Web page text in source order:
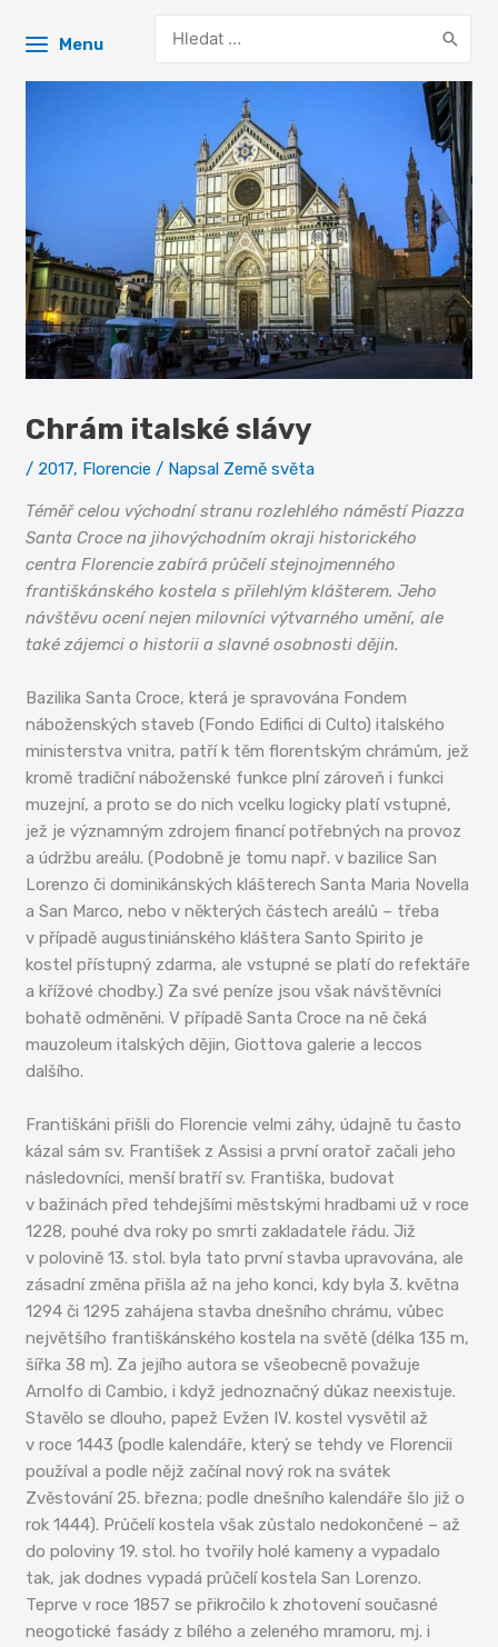
Menu
for:
Chrám italské slávy
/ 2017, Florencie / Napsal Země světa
Téměř celou východní stranu rozlehlého náměstí Piazza
Santa Croce na jihovýchodním okraji historického
centra Florencie zabírá průčelí stejnojmenného
františkánského kostela s přilehlým klášterem. Jeho
návštěvu ocení nejen milovníci výtvarného umění, ale
také zájemci o historii a slavné osobnosti dějin.
Bazilika Santa Croce, která je spravována Fondem
náboženských staveb (Fondo Edifici di Culto) italského
ministerstva vnitra, patří k těm florentským chrámům, jež
kromě tradiční náboženské funkce plní zároveň i funkci
muzejní, a proto se do nich vcelku logicky platí vstupné,
jež je významným zdrojem financí potřebných na provoz
a údržbu areálu. (Podobně je tomu např. v bazilice San
Lorenzo či dominikánských klášterech Santa Maria Novella
a San Marco, nebo v některých částech areálů – třeba
v případě augustiniánského kláštera Santo Spirito je
kostel přístupný zdarma, ale vstupné se platí do refektáře
a křížové chodby.) Za své peníze jsou však návštěvníci
bohatě odměněni. V případě Santa Croce na ně čeká
mauzoleum italských dějin, Giottova galerie a leccos
dalšího.
Františkáni přišli do Florencie velmi záhy, údajně tu často
kázal sám sv. František z Assisi a první oratoř začali jeho
následovníci, menší bratří sv. Františka, budovat
v bažinách před tehdejšími městskými hradbami už v roce
1228, pouhé dva roky po smrti zakladatele řádu. Již
v polovině 13. stol. byla tato první stavba upravována, ale
zásadní změna přišla až na jeho konci, kdy byla 3. května
1294 či 1295 zahájena stavba dnešního chrámu, vůbec
největšího františkánského kostela na světě (délka 135 m,
šířka 38 m). Za jejího autora se všeobecně považuje
Arnolfo di Cambio, i když jednoznačný důkaz neexistuje.
Stavělo se dlouho, papež Evžen IV. kostel vysvětil až
v roce 1443 (podle kalendáře, který se tehdy ve Florencii
používal a podle nějž začínal nový rok na svátek
Zvěstování 25. března; podle dnešního kalendáře šlo již o
rok 1444). Průčelí kostela však zůstalo nedokončené – až
do poloviny 19. stol. ho tvořily holé kameny a vypadalo
tak, jak dodnes vypadá průčelí kostela San Lorenzo.
Teprve v roce 1857 se přikročilo k zhotovení současné
neogotické fasády z bílého a zeleného mramoru, mj. i